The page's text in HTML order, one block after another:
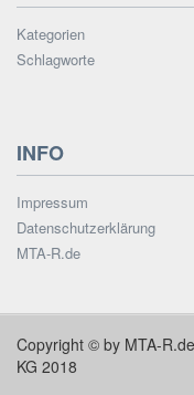
Kategorien
Schlagworte
INFO
Impressum
Datenschutzerklärung
MTA-R.de
Copyright © by MTA-
KG 2018